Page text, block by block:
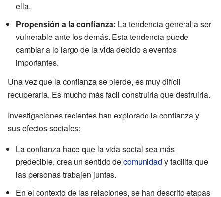
ella.
Propensión a la confianza: La tendencia general a ser
vulnerable ante los demás. Esta tendencia puede
cambiar a lo largo de la vida debido a eventos
importantes.
Una vez que la confianza se pierde, es muy difícil
recuperarla. Es mucho más fácil construirla que destruirla.
Investigaciones recientes han explorado la confianza y
sus efectos sociales:
La confianza hace que la vida social sea más
predecible, crea un sentido decomunidad y facilita que
las personas trabajen juntas.
En el contexto de las relaciones, se han descrito etapas